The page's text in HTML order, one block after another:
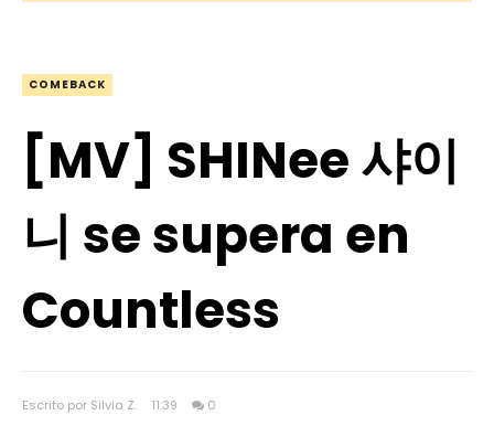
COMEBACK
[MV] SHINee 샤이
니 se supera en
Countless
Escrito por Silvia Z. 11:39 0